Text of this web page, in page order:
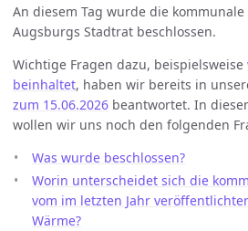
An diesem Tag wurde die
Augsburgs Stadtrat beschlossen.
Wichtige Fragen dazu, beispielsweise
beinhaltet, haben wir bereits in
zum 15.06.2026 beantwortet. In
wollen wir uns noch den folgenden
Was wurde beschlossen?
Worin unterscheidet sich die
vom im letzten Jahr
Wärme?